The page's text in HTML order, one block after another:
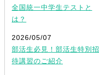
全国統一中学生テストと
は？
2026/05/07
部活生必見！部活生特別招
待講習のご紹介